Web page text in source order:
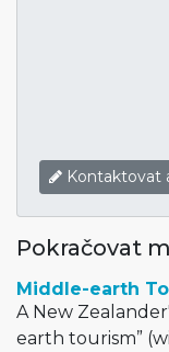
Kontaktovat
Pokračovat
Middle-earth
A New
earth tourism”